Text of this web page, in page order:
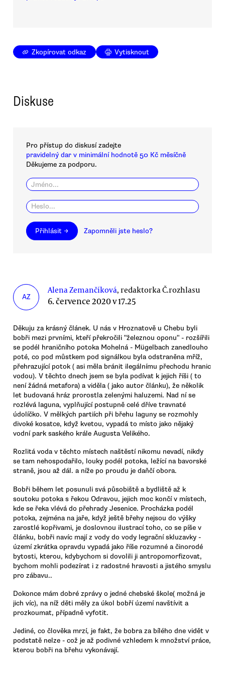
Zkopírovat odkaz Vytisknout
Diskuse
Pro přístup do diskusí zadejte
pravidelný dar v minimální hodnotě 50 Kč měsíčně
Děkujeme za podporu.
Přihlásit → Zapomněli jste heslo?
AZ
Alena Zemančíková, redaktorka Č.rozhlasu
6. července 2020 v 17.25
Děkuju za krásný článek. U nás v Hroznatově u Chebu byli
bobři mezi prvními, kteří překročili "železnou oponu" - rozšířili
se podél hraničního potoka Mohelná - Mügelbach zanedlouho
poté, co pod můstkem pod signálkou byla odstraněna mříž,
přehrazující potok ( asi měla bránit ilegálnímu přechodu hranic
vodou). V těchto dnech jsem se byla podívat k jejich říši ( to
není žádná metafora) a viděla ( jako autor článku), že několik
let budovaná hráz prorostla zelenými haluzemi. Nad ní se
rozlévá laguna, vyplňující postupně celé dříve travnaté
údolíčko. V mělkých partiích při břehu laguny se rozmohly
divoké kosatce, když kvetou, vypadá to místo jako nějaký
vodní park saského krále Augusta Velikého.
Rozlitá voda v těchto místech naštěstí nikomu nevadí, nikdy
se tam nehospodařilo, louky podél potoka, ležící na bavorské
straně, jsou až dál. a níže po proudu je daňčí obora.
Bobři během let posunuli svá působiště a bydliště až k
soutoku potoka s řekou Odravou, jejich moc končí v místech,
kde se řeka vlévá do přehrady Jesenice. Procházka podél
potoka, zejména na jaře, když ještě břehy nejsou do výšky
zarostlé kopřivami, je doslovnou ilustrací toho, co se píše v
článku, bobři navíc mají z vody do vody legrační skluzavky -
území zkrátka opravdu vypadá jako říše rozumné a činorodé
bytosti, kterou, kdybychom si dovolili ji antropomorfizovat,
bychom mohli podezírat i z radostné hravosti a jistého smyslu
pro zábavu..
Dokonce mám dobré zprávy o jedné chebské škole( možná je
jich víc), na níž děti měly za úkol bobří území navštívit a
prozkoumat, případně vyfotit.
Jediné, co člověka mrzí, je fakt, že bobra za bílého dne vidět v
podstatě nelze - což je až podivné vzhledem k množství práce,
kterou bobři na břehu vykonávají.